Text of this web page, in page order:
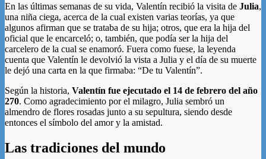
En las últimas semanas de su vida, Valentín recibió la visita de Julia,
una niña ciega, acerca de la cual existen varias teorías, ya que
algunos afirman que se trataba de su hija; otros, que era la hija del
oficial que le encarceló; o, también, que podía ser la hija del
carcelero de la cual se enamoró. Fuera como fuese, la leyenda
cuenta que Valentín le devolvió la vista a Julia y el día de su muerte
le dejó una carta en la que firmaba: “De tu Valentín”.
Según la historia, Valentín fue ejecutado el 14 de febrero del año
270. Como agradecimiento por el milagro, Julia sembró un
almendro de flores rosadas junto a su sepultura, siendo desde
entonces el símbolo del amor y la amistad.
Las tradiciones del mundo